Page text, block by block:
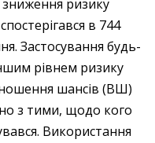
зниження ризику
в 744
Застосування будь-
рівнем ризику
шансів (ВШ)
з тими, щодо кого
Використання